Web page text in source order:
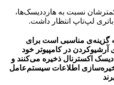
نسبت به هارددیسک‌ها،
لپ‌تاپ انتظار داشت.
حافظه گزینه‌ی مناسبی است برای
آرشیوکردن در کامپیوتر خود
اکسترنال ذخیره می‌کنند و
ذخیره‌سازی اطلاعات سیستم‌عامل